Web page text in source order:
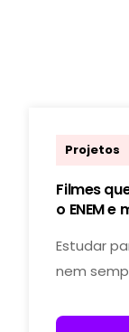
Projetos
Filmes
o ENEM e
Estudar
nem